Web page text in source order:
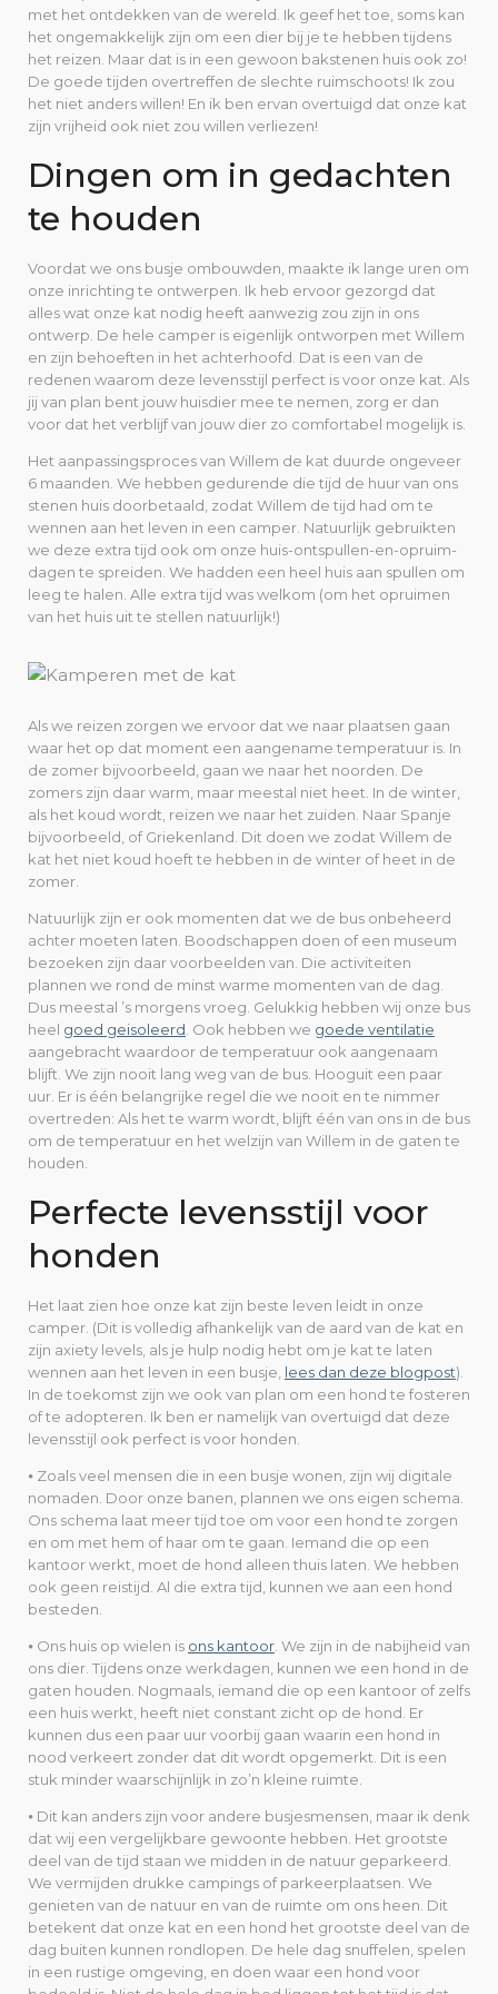
met het ontdekken van de wereld. Ik geef het toe, soms kan
het ongemakkelijk zijn om een dier bij je te hebben tijdens
het reizen. Maar dat is in een gewoon bakstenen huis ook zo!
De goede tijden overtreffen de slechte ruimschoots! Ik zou
het niet anders willen! En ik ben ervan overtuigd dat onze kat
zijn vrijheid ook niet zou willen verliezen!
Dingen om in gedachten
te houden
Voordat we ons busje ombouwden, maakte ik lange uren om
onze inrichting te ontwerpen. Ik heb ervoor gezorgd dat
alles wat onze kat nodig heeft aanwezig zou zijn in ons
ontwerp. De hele camper is eigenlijk ontworpen met Willem
en zijn behoeften in het achterhoofd. Dat is een van de
redenen waarom deze levensstijl perfect is voor onze kat. Als
jij van plan bent jouw huisdier mee te nemen, zorg er dan
voor dat het verblijf van jouw dier zo comfortabel mogelijk is.
Het aanpassingsproces van Willem de kat duurde ongeveer
6 maanden. We hebben gedurende die tijd de huur van ons
stenen huis doorbetaald, zodat Willem de tijd had om te
wennen aan het leven in een camper. Natuurlijk gebruikten
we deze extra tijd ook om onze huis-ontspullen-en-opruim-
dagen te spreiden. We hadden een heel huis aan spullen om
leeg te halen. Alle extra tijd was welkom (om het opruimen
van het huis uit te stellen natuurlijk!)
Als we reizen zorgen we ervoor dat we naar plaatsen gaan
waar het op dat moment een aangename temperatuur is. In
de zomer bijvoorbeeld, gaan we naar het noorden. De
zomers zijn daar warm, maar meestal niet heet. In de winter,
als het koud wordt, reizen we naar het zuiden. Naar Spanje
bijvoorbeeld, of Griekenland. Dit doen we zodat Willem de
kat het niet koud hoeft te hebben in de winter of heet in de
zomer.
Natuurlijk zijn er ook momenten dat we de bus onbeheerd
achter moeten laten. Boodschappen doen of een museum
bezoeken zijn daar voorbeelden van. Die activiteiten
plannen we rond de minst warme momenten van de dag.
Dus meestal ’s morgens vroeg. Gelukkig hebben wij onze bus
heel goed geisoleerd . Ook hebben we goede ventilatie
aangebracht waardoor de temperatuur ook aangenaam
blijft. We zijn nooit lang weg van de bus. Hooguit een paar
uur. Er is één belangrijke regel die we nooit en te nimmer
overtreden: Als het te warm wordt, blijft één van ons in de bus
om de temperatuur en het welzijn van Willem in de gaten te
houden.
Perfecte levensstijl voor
honden
Het laat zien hoe onze kat zijn beste leven leidt in onze
camper. (Dit is volledig afhankelijk van de aard van de kat en
zijn axiety levels, als je hulp nodig hebt om je kat te laten
wennen aan het leven in een busje, lees dan deze blogpost).
In de toekomst zijn we ook van plan om een hond te fosteren
of te adopteren. Ik ben er namelijk van overtuigd dat deze
levensstijl ook perfect is voor honden.
⦁ Zoals veel mensen die in een busje wonen, zijn wij digitale
nomaden. Door onze banen, plannen we ons eigen schema.
Ons schema laat meer tijd toe om voor een hond te zorgen
en om met hem of haar om te gaan. Iemand die op een
kantoor werkt, moet de hond alleen thuis laten. We hebben
ook geen reistijd. Al die extra tijd, kunnen we aan een hond
besteden.
⦁ Ons huis op wielen is ons kantoor . We zijn in de nabijheid van
ons dier. Tijdens onze werkdagen, kunnen we een hond in de
gaten houden. Nogmaals, iemand die op een kantoor of zelfs
een huis werkt, heeft niet constant zicht op de hond. Er
kunnen dus een paar uur voorbij gaan waarin een hond in
nood verkeert zonder dat dit wordt opgemerkt. Dit is een
stuk minder waarschijnlijk in zo’n kleine ruimte.
⦁ Dit kan anders zijn voor andere busjesmensen, maar ik denk
dat wij een vergelijkbare gewoonte hebben. Het grootste
deel van de tijd staan we midden in de natuur geparkeerd.
We vermijden drukke campings of parkeerplaatsen. We
genieten van de natuur en van de ruimte om ons heen. Dit
betekent dat onze kat en een hond het grootste deel van de
dag buiten kunnen rondlopen. De hele dag snuffelen, spelen
in een rustige omgeving, en doen waar een hond voor